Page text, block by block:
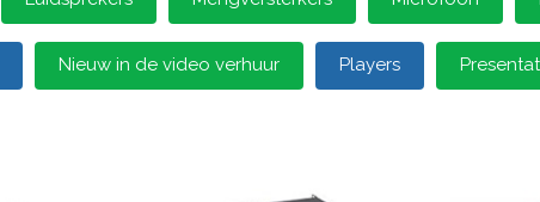
Nieuw in de video verhuur Players